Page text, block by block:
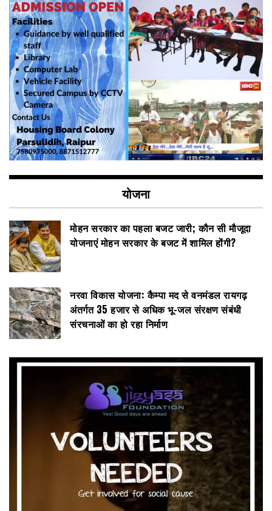
योजना
मोहन सरकार का पहला बजट जारी; कौन सी मौजूदा
योजनाएं मोहन सरकार के बजट में शामिल होंगी?
नरवा विकास योजना: कैम्पा मद से वनमंडल रायगढ़
अंतर्गत 35 हजार से अधिक भू-जल संरक्षण संबंधी
संरचनाओं का हो रहा निर्माण